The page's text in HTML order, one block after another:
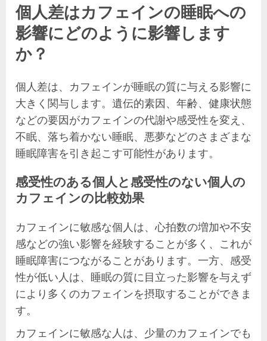
個人差はカフェインの睡眠への
影響にどのように影響します
か？
個人差は、カフェインが睡眠の質に与える影響に
大きく関与します。遺伝的素因、年齢、健康状態
などの要因がカフェインの代謝や感受性を変え、
不眠、落ち着かない睡眠、悪夢などのさまざまな
睡眠障害を引き起こす可能性があります。
感受性のある個人と感受性のない個人の
カフェインの比較効果
カフェインに敏感な個人は、心拍数の増加や不安
感などの強い影響を経験することが多く、これが
睡眠障害につながることがあります。一方、感受
性が低い人は、睡眠の質に目立った影響を与えず
により多くのカフェインを摂取することができま
す。
カフェインに敏感な人は、少量のカフェインでも